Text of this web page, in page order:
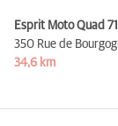
Esprit Moto Quad 71
350 Rue de
34,6 km